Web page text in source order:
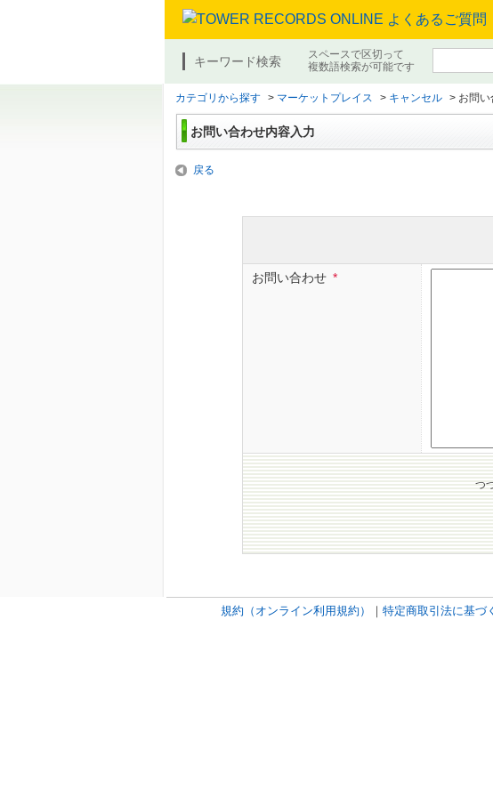
キーワード検索
スペースで区切って
複数語検索が可能です
カテゴリから探す > マーケットプレイス > キャンセル > お問
お問い合わせ内容入力
戻る
お問い合わせ *
つ
規約（オンライン利用規約） ｜ 特定商取引法に基づ